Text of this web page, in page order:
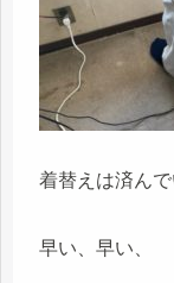
着替えは済んで
早い、早い、